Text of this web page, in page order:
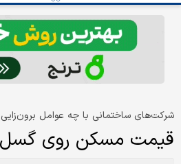
شرکت‌های ساختمانی با چه عوامل
قیمت مسکن روی گسل